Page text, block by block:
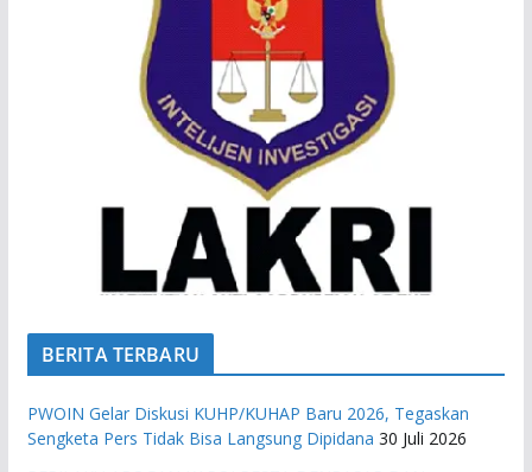
BERITA TERBARU
PWOIN Gelar Diskusi KUHP/KUHAP Baru 2026, Tegaskan
Sengketa Pers Tidak Bisa Langsung Dipidana 30 Juli 2026